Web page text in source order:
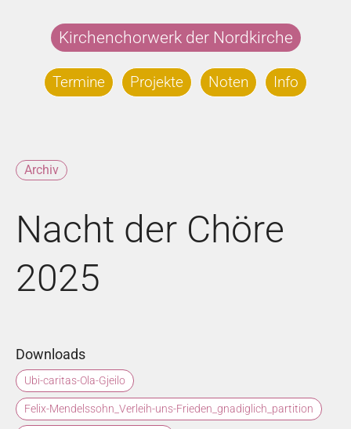
Kirchenchorwerk der Nordkirche
Termine Projekte Noten Info
Archiv
Nacht der Chöre
2025
Downloads
Ubi-caritas-Ola-Gjeilo
Felix-Mendelssohn_Verleih-uns-Frieden_gnadiglich_partition